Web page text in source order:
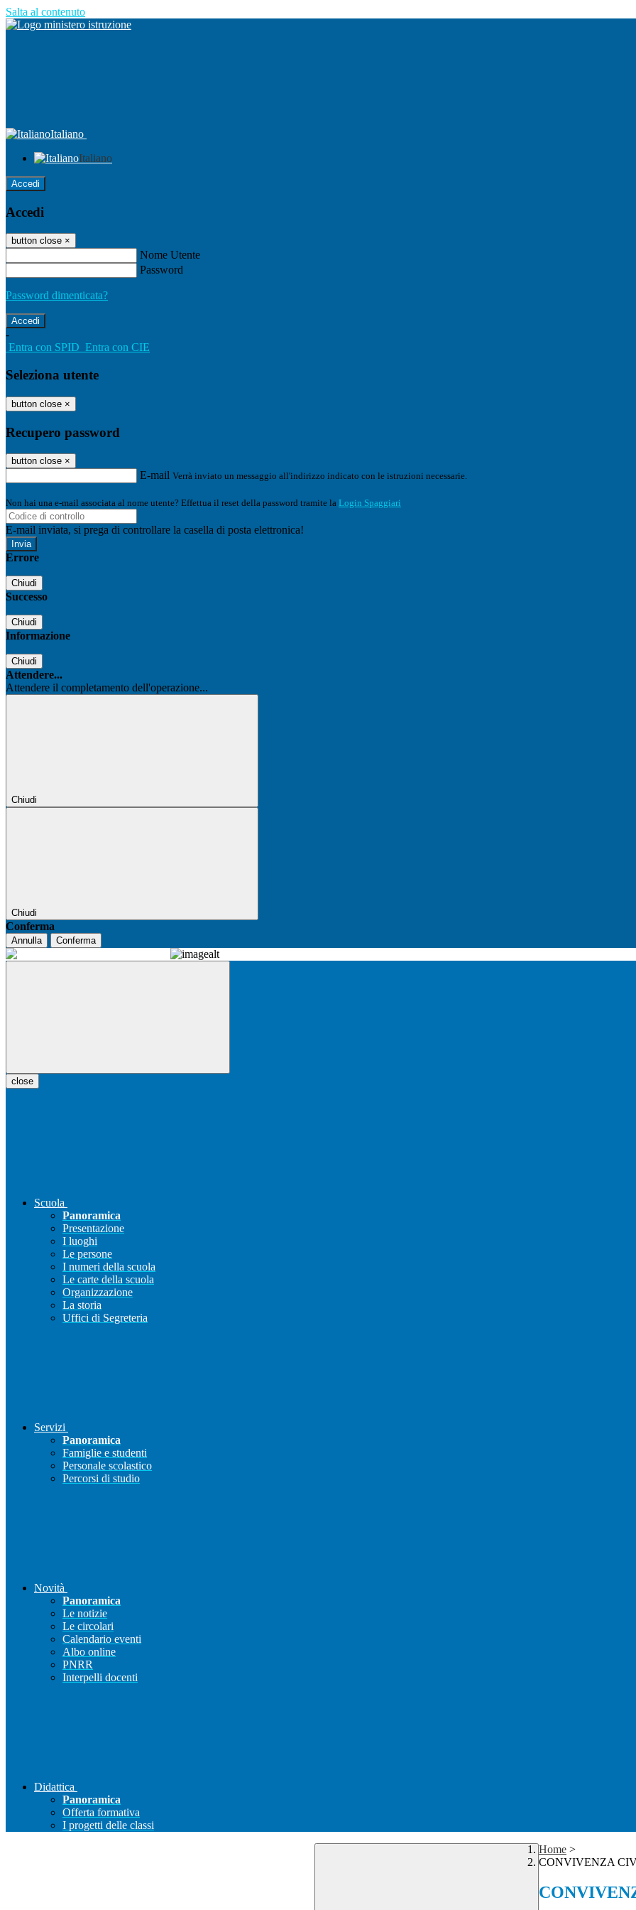
Salta al contenuto
Italiano
Italiano
Accedi
Accedi
button close ×
Nome Utente
Password
Password dimenticata?
-
Entra con SPID Entra con CIE
Seleziona utente
button close ×
Recupero password
button close ×
E-mail Verrà inviato un messaggio all'indirizzo indicato con le istruzioni necessarie.
Non hai una e-mail associata al nome utente? Effettua il reset della password tramite la Login Spaggiari
E-mail inviata, si prega di controllare la casella di posta elettronica!
Errore
Chiudi
Successo
Chiudi
Informazione
Chiudi
Attendere...
Attendere il completamento dell'operazione...
Chiudi
Chiudi
Conferma
Annulla Conferma
close
Scuola
Panoramica
Presentazione
I luoghi
Le persone
I numeri della scuola
Le carte della scuola
Organizzazione
La storia
Uffici di Segreteria
Servizi
Panoramica
Famiglie e studenti
Personale scolastico
Percorsi di studio
Novità
Panoramica
Le notizie
Le circolari
Calendario eventi
Albo online
PNRR
Interpelli docenti
Didattica
Panoramica
Offerta formativa
I progetti delle classi
Home >
CONVIVENZA